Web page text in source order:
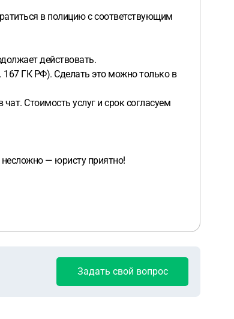
в полицию с соответствующим
действовать.
167 ГК РФ). Сделать это можно только в
Стоимость услуг и срок согласуем
— юристу приятно!
Задать свой вопрос